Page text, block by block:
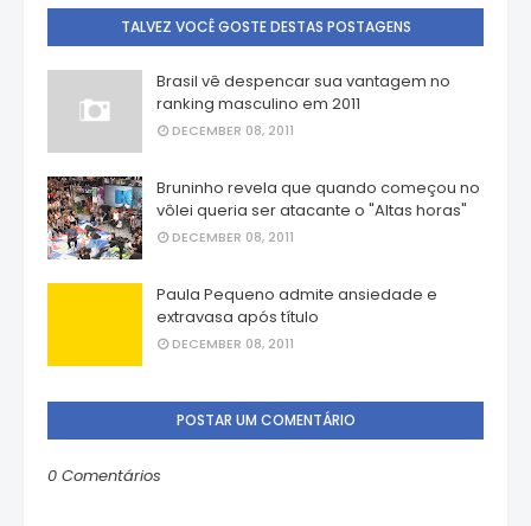
TALVEZ VOCÊ GOSTE DESTAS POSTAGENS
Brasil vê despencar sua vantagem no
ranking masculino em 2011
DECEMBER 08, 2011
Bruninho revela que quando começou no
vôlei queria ser atacante o "Altas horas"
DECEMBER 08, 2011
Paula Pequeno admite ansiedade e
extravasa após título
DECEMBER 08, 2011
POSTAR UM COMENTÁRIO
0 Comentários